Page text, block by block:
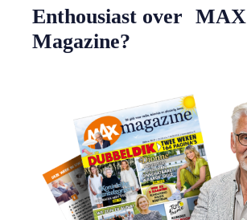
Enthousiast over MAX
Magazine?